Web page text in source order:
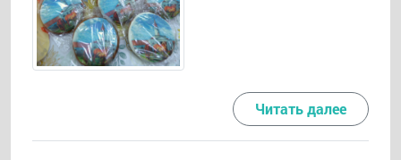
Читать далее